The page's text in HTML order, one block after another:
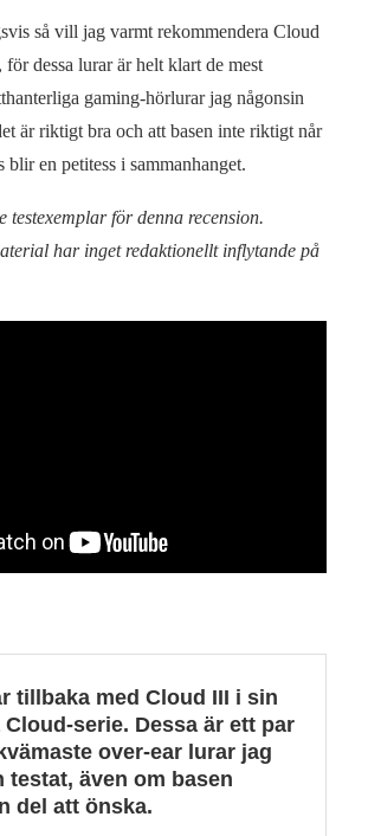
så vill jag varmt rekommendera Cloud
dessa lurar är helt klart de mest
gaming-hörlurar jag någonsin
är riktigt bra och att basen inte riktigt når
en petitess i sammanhanget.
testexemplar för denna recension.
har inget redaktionellt inflytande på
tillbaka med Cloud III i sin
serie. Dessa är ett par
over-ear lurar jag
testat, även om basen
del att önska.